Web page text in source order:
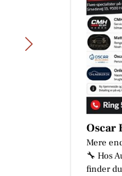
Oscar Biludlejning
Mere end bare et
🔧 Hos Automotive
finder du flere